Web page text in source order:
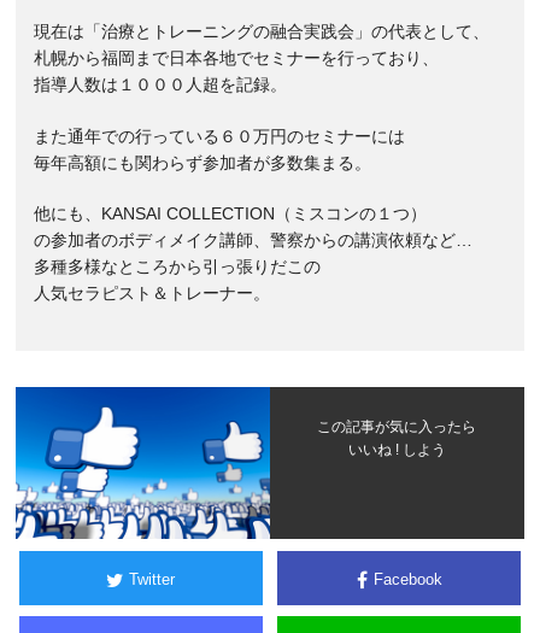
現在は「治療とトレーニングの融合実践会」の代表として、
札幌から福岡まで日本各地でセミナーを行っており、
指導人数は１０００人超を記録。
また通年での行っている６０万円のセミナーには
毎年高額にも関わらず参加者が多数集まる。
他にも、KANSAI COLLECTION（ミスコンの１つ）
の参加者のボディメイク講師、警察からの講演依頼など…
多種多様なところから引っ張りだこの
人気セラピスト＆トレーナー。
この記事が気に入ったら
いいね ! しよう
Twitter Facebook